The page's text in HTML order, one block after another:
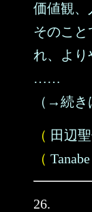
価値観、
そのこと
れ、より
……
（→続き
（ 田辺
（
26.